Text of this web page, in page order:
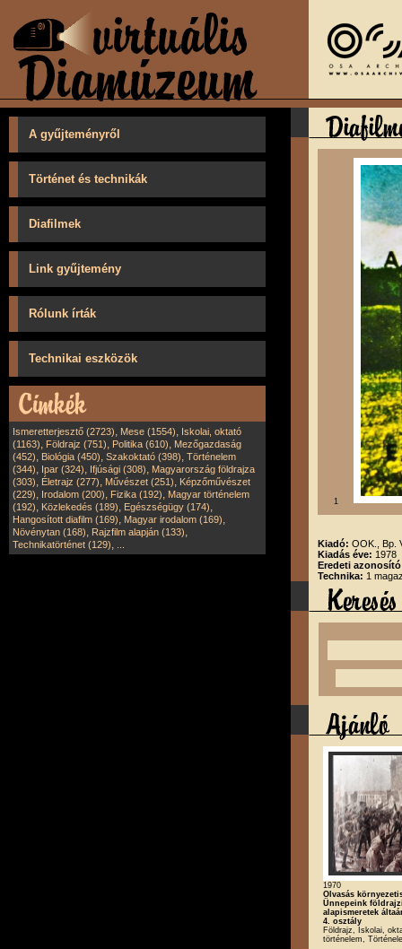
A gyűjteményről
Történet és technikák
Diafilmek
Link gyűjtemény
Rólunk írták
Technikai eszközök
Ismeretterjesztő (2723), Mese (1554), Iskolai, oktató
(1163), Földrajz (751), Politika (610), Mezőgazdaság
(452), Biológia (450), Szakoktató (398), Történelem
(344), Ipar (324), Ifjúsági (308), Magyarország földrajza
(303), Életrajz (277), Művészet (251), Képzőművészet
(229), Irodalom (200), Fizika (192), Magyar történelem
(192), Közlekedés (189), Egészségügy (174),
Hangosított diafilm (169), Magyar irodalom (169),
Növénytan (168), Rajzfilm alapján (133),
Technikatörténet (129),
1
Kiadó: OOK., Bp.
Kiadás éve: 1978
Eredeti
Technika: 1
1970
Olvasás
Ünnepeink
alapismeretek
4. osztály
Földrajz, Iskolai,
történelem,